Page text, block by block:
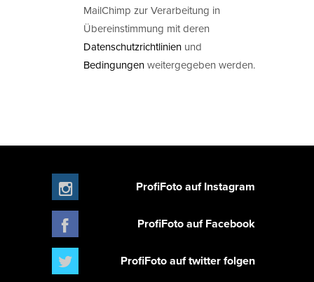
MailChimp zur Verarbeitung in
Übereinstimmung mit deren
Datenschutzrichtlinien und
Bedingungenweitergegeben werden.
ProfiFoto auf Instagram
ProfiFoto auf Facebook
ProfiFoto auf twitter folgen